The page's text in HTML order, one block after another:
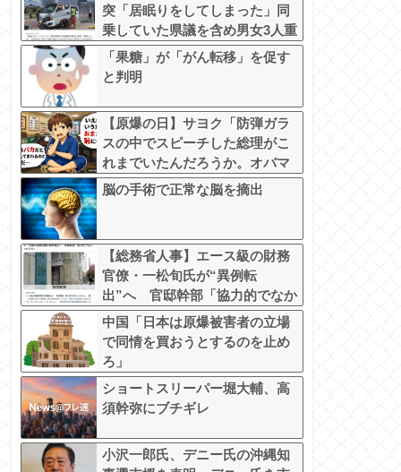
突「居眠りをしてしまった」同
乗していた県議を含め男女3人重
傷「果糖」が「がん転移」を促す
と判明
【原爆の日】サヨク「防弾ガラ
スの中でスピーチした総理がこ
れまでいたんだろうか。オバマ
大統領でさえ、防弾ガラスなん
てなかった！」→石破茂＆オバ
脳の手術で正常な脳を摘出
【総務省人事】エース級の財務
官僚・一松旬氏が“異例転
出”へ 官邸幹部「協力的でなか
ったから」
中国「日本は原爆被害者の立場
で同情を買おうとするのを止め
ろ」
ショートスリーパー堀大輔、高
須幹弥にブチギレ
小沢一郎氏、デニー氏の沖縄知